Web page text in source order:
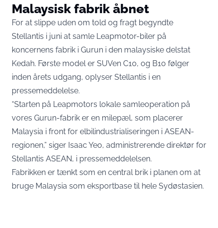
Malaysisk fabrik åbnet
For at slippe uden om told og fragt begyndte
Stellantis i juni at samle Leapmotor-biler på
koncernens fabrik i Gurun i den malaysiske delstat
Kedah. Første model er SUVen C10, og B10 følger
inden årets udgang, oplyser Stellantis i en
pressemeddelelse.
“Starten på Leapmotors lokale samleoperation på
vores Gurun-fabrik er en milepæl, som placerer
Malaysia i front for elbilindustrialiseringen i ASEAN-
regionen,” siger Isaac Yeo, administrerende direktør for
Stellantis ASEAN, i pressemeddelelsen.
Fabrikken er tænkt som en central brik i planen om at
bruge Malaysia som eksportbase til hele Sydøstasien.